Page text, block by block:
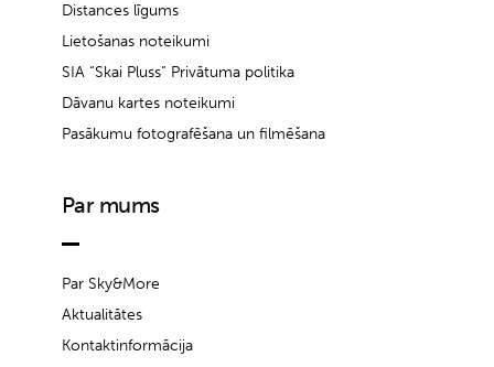
Distances līgums
Lietošanas noteikumi
SIA “Skai Pluss” Privātuma politika
Dāvanu kartes noteikumi
Pasākumu fotografēšana un filmēšana
Par mums
Par Sky&More
Aktualitātes
Kontaktinformācija